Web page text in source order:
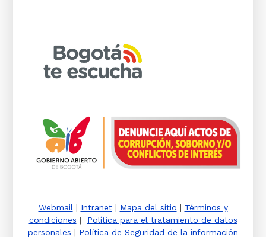
Webmail | Intranet| Mapa del sitio | Términos y
condiciones | Política para el tratamiento de datos
personales | Política de Seguridad de la información